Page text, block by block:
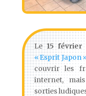
Le 15 février
« Esprit Japon
couvrir les
internet,
sorties